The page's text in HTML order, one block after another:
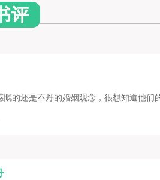
评
慨的还是不丹的婚姻观念，很想知道他们